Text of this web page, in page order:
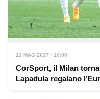
22 MAG 2017 · 10:00
CorSport, il Milan
Lapadula regalano